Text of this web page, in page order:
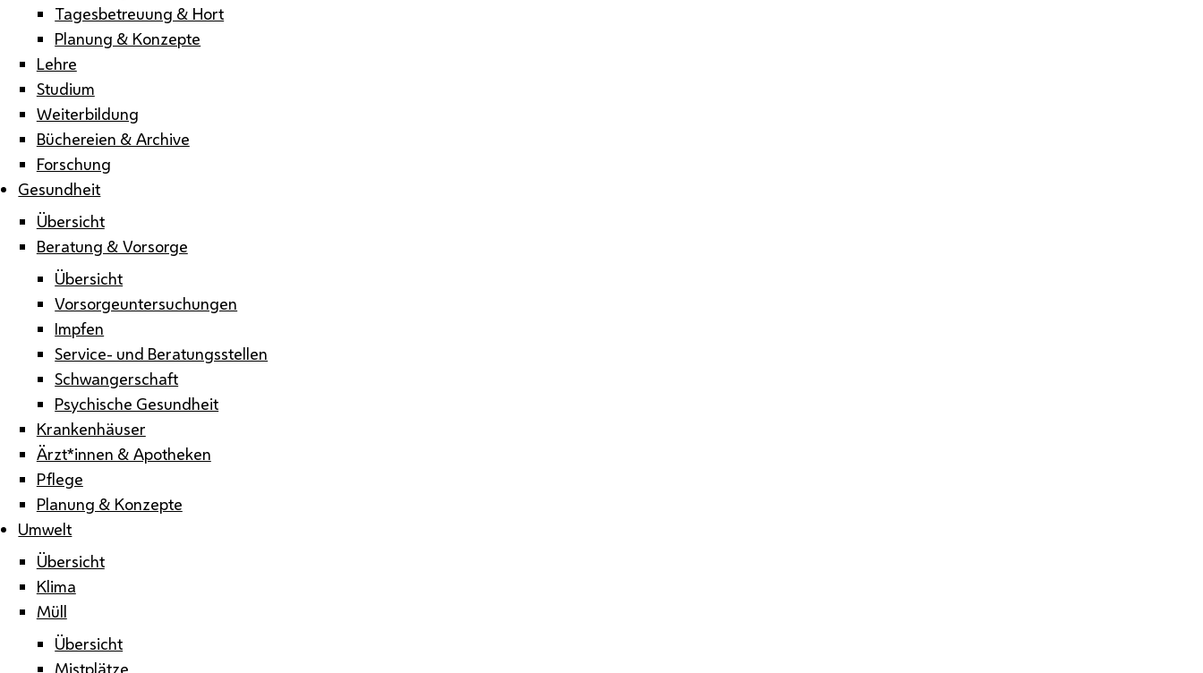
Tagesbetreuung & Hort
Planung & Konzepte
Lehre
Studium
Weiterbildung
Büchereien & Archive
Forschung
Gesundheit
Übersicht
Beratung & Vorsorge
Übersicht
Vorsorgeuntersuchungen
Impfen
Service- und Beratungsstellen
Schwangerschaft
Psychische Gesundheit
Krankenhäuser
Ärzt*innen & Apotheken
Pflege
Planung & Konzepte
Umwelt
Übersicht
Klima
Müll
Übersicht
Mistplätze